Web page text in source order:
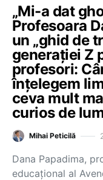
„Mi-a dat
Profesoara
un „ghid de
generației Z
profesori:
înțelegem
ceva mult
curios de
Mihai Peticilă
Dana Papadima,
educațional al